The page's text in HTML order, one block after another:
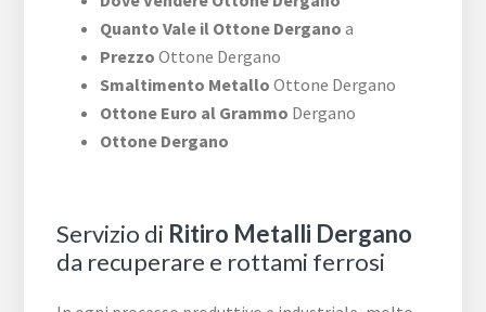
Quanto Vale il Ottone Dergano a
Prezzo Ottone Dergano
Smaltimento Metallo Ottone Dergano
Ottone Euro al Grammo Dergano
Ottone Dergano
Servizio di Ritiro Metalli Dergano
da recuperare e rottami ferrosi